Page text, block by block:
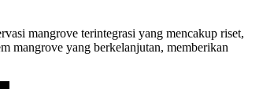
mangrove terintegrasi yang mencakup riset,
mangrove yang berkelanjutan, memberikan